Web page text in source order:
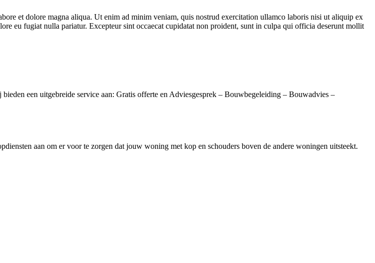
et dolore magna aliqua. Ut enim ad minim veniam, quis nostrud exercitation ullamco laboris nisi ut aliquip ex
eu fugiat nulla pariatur. Excepteur sint occaecat cupidatat non proident, sunt in culpa qui officia deserunt mollit
een uitgebreide service aan: Gratis offerte en Adviesgesprek – Bouwbegeleiding – Bouwadvies –
aan om er voor te zorgen dat jouw woning met kop en schouders boven de andere woningen uitsteekt.